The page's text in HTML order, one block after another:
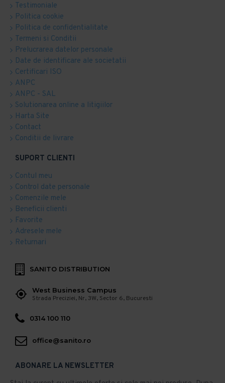
Testimoniale
Politica cookie
Politica de confidentialitate
Termeni si Conditii
Prelucrarea datelor personale
Date de identificare ale societatii
Certificari ISO
ANPC
ANPC - SAL
Solutionarea online a litigiilor
Harta Site
Contact
Conditii de livrare
SUPORT CLIENTI
Contul meu
Control date personale
Comenzile mele
Beneficii clienti
Favorite
Adresele mele
Returnari
SANITO DISTRIBUTION
West Business Campus
Strada Preciziei, Nr, 3W, Sector 6, Bucuresti
0314 100 110
office@sanito.ro
ABONARE LA NEWSLETTER